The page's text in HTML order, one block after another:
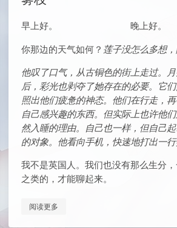
早上好。 晚上好。
你那边的天气如何？ 莲子没怎么多想，
他叹了口气，从古铜色的街上走过。
后，彩光也剥夺了她存在的必要。它
照出他们疲惫的神态。他们在行走，
自己感兴趣的东西。但实际上也许他
然入睡的理由。自己也一样，但自己
的对象。他看向手机，快速地打出一行
我不是英国人。我们也没有那么生分
之类的，才能聊起来。
阅读更多